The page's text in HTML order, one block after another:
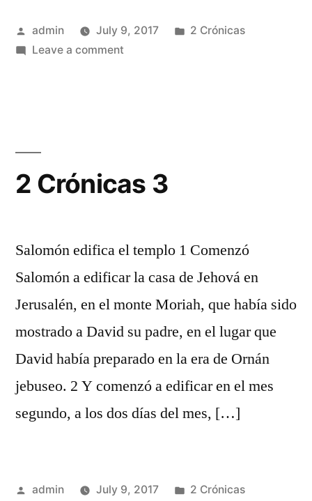
Posted
by
admin July 9, 2017
Posted
2 Crónicas
Leave a commenton
2 Crónicas 3
Salomón edifica el templo 1 Comenzó
Salomón a edificar la casa de Jehová en
Jerusalén, en el monte Moriah, que había sido
mostrado a David su padre, en el lugar que
David había preparado en la era de Ornán
jebuseo. 2 Y comenzó a edificar en el mes
segundo, a los dos días del mes, […]
Posted
admin July 9, 2017
Posted
2 Crónicas